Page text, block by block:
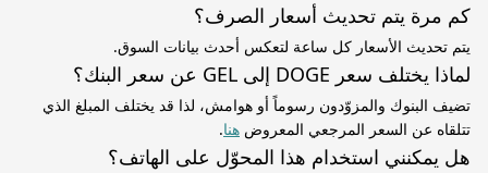
كم مرة يتم تحديث أسعار الصرف؟
يتم تحديث الأسعار كل ساعة لتعكس أحدث بيانات السوق.
لماذا يختلف سعر DOGE إلى GEL عن سعر البنك؟
تضيف البنوك والمزوّدون رسوماً أو هوامش، لذا قد يختلف المبلغ الذي
تتلقاه عن السعر المرجعي المعروض هنا.
هل يمكنني استخدام هذا المحوّل على الهاتف؟